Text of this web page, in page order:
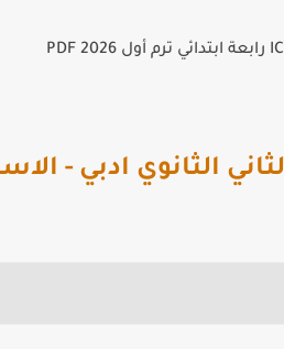
الثانوي ادبي -